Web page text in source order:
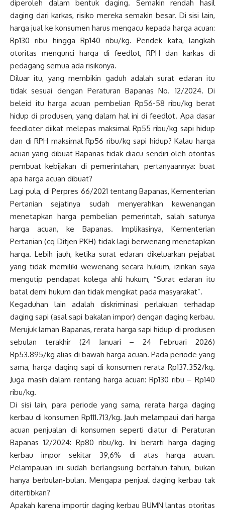
diperoleh dalam bentuk daging. Semakin rendah hasil
daging dari karkas, risiko mereka semakin besar. Di sisi lain,
harga jual ke konsumen harus mengacu kepada harga acuan:
Rp130 ribu hingga Rp140 ribu/kg. Pendek kata, langkah
otoritas mengunci harga di feedlot, RPH dan karkas di
pedagang semua ada risikonya.
Diluar itu, yang membikin gaduh adalah surat edaran itu
tidak sesuai dengan Peraturan Bapanas No. 12/2024. Di
beleid itu harga acuan pembelian Rp56-58 ribu/kg berat
hidup di produsen, yang dalam hal ini di feedlot. Apa dasar
feedloter diikat melepas maksimal Rp55 ribu/kg sapi hidup
dan di RPH maksimal Rp56 ribu/kg sapi hidup? Kalau harga
acuan yang dibuat Bapanas tidak diacu sendiri oleh otoritas
pembuat kebijakan di pemerintahan, pertanyaannya: buat
apa harga acuan dibuat?
Lagi pula, di Perpres 66/2021 tentang Bapanas, Kementerian
Pertanian sejatinya sudah menyerahkan kewenangan
menetapkan harga pembelian pemerintah, salah satunya
harga acuan, ke Bapanas. Implikasinya, Kementerian
Pertanian (cq Ditjen PKH) tidak lagi berwenang menetapkan
harga. Lebih jauh, ketika surat edaran dikeluarkan pejabat
yang tidak memiliki wewenang secara hukum, izinkan saya
mengutip pendapat kolega ahli hukum, “Surat edaran itu
batal demi hukum dan tidak mengikat pada masyarakat”.
Kegaduhan lain adalah diskriminasi perlakuan terhadap
daging sapi (asal sapi bakalan impor) dengan daging kerbau.
Merujuk laman Bapanas, rerata harga sapi hidup di produsen
sebulan terakhir (24 Januari – 24 Februari 2026)
Rp53.895/kg alias di bawah harga acuan. Pada periode yang
sama, harga daging sapi di konsumen rerata Rp137.352/kg.
Juga masih dalam rentang harga acuan: Rp130 ribu – Rp140
ribu/kg.
Di sisi lain, para periode yang sama, rerata harga daging
kerbau di konsumen Rp111.713/kg. Jauh melampaui dari harga
acuan penjualan di konsumen seperti diatur di Peraturan
Bapanas 12/2024: Rp80 ribu/kg. Ini berarti harga daging
kerbau impor sekitar 39,6% di atas harga acuan.
Pelampauan ini sudah berlangsung bertahun-tahun, bukan
hanya berbulan-bulan. Mengapa penjual daging kerbau tak
ditertibkan?
Apakah karena importir daging kerbau BUMN lantas otoritas